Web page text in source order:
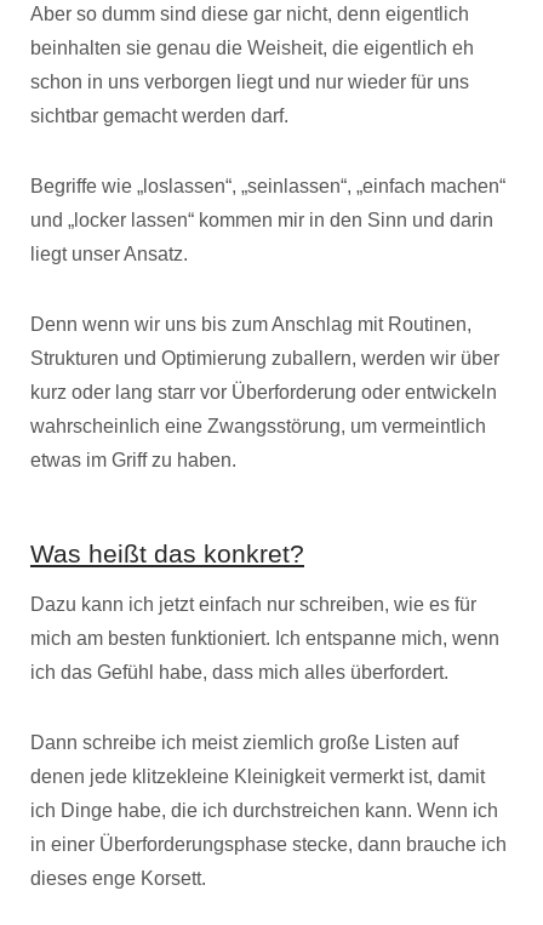
Aber so dumm sind diese gar nicht, denn eigentlich
beinhalten sie genau die Weisheit, die eigentlich eh
schon in uns verborgen liegt und nur wieder für uns
sichtbar gemacht werden darf.
Begriffe wie „loslassen“, „seinlassen“, „einfach machen“
und „locker lassen“ kommen mir in den Sinn und darin
liegt unser Ansatz.
Denn wenn wir uns bis zum Anschlag mit Routinen,
Strukturen und Optimierung zuballern, werden wir über
kurz oder lang starr vor Überforderung oder entwickeln
wahrscheinlich eine Zwangsstörung, um vermeintlich
etwas im Griff zu haben.
Was heißt das konkret?
Dazu kann ich jetzt einfach nur schreiben, wie es für
mich am besten funktioniert. Ich entspanne mich, wenn
ich das Gefühl habe, dass mich alles überfordert.
Dann schreibe ich meist ziemlich große Listen auf
denen jede klitzekleine Kleinigkeit vermerkt ist, damit
ich Dinge habe, die ich durchstreichen kann. Wenn ich
in einer Überforderungsphase stecke, dann brauche ich
dieses enge Korsett.